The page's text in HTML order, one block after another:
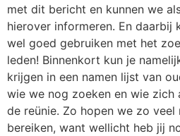
met dit bericht en kunnen we
hierover informeren. En daarbij
wel goed gebruiken met het
leden! Binnenkort kun je
krijgen in een namen lijst van
wie we nog zoeken en wie zich
de reünie. Zo hopen we zo veel
bereiken, want wellicht heb jij